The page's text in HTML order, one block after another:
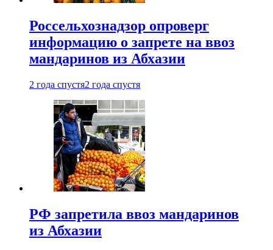
Россельхознадзор опроверг
информацию о запрете на ввоз
мандаринов из Абхазии
2 года спустя2 года спустя
РФ запретила ввоз мандаринов
из Абхазии